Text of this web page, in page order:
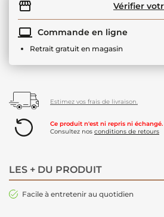
Vérifier
Commande en ligne
Retrait gratuit en magasin
Estimez vos frais de livraison.
Ce produit n'est ni repris ni échangé.
Consultez nos conditions de retours
LES + DU PRODUIT
Facile à entretenir au quotidien